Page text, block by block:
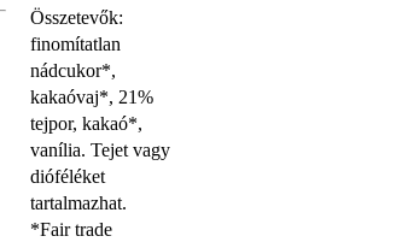
Összetevők:
finomítatlan
nádcukor*,
kakaóvaj*, 21%
tejpor, kakaó*,
vanília. Tejet vagy
dióféléket
tartalmazhat.
*Fair trade